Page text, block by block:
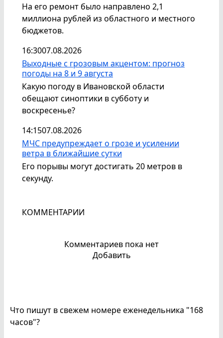
На его ремонт было направлено 2,1
миллиона рублей из областного и местного
бюджетов.
16:3007.08.2026
Выходные с грозовым акцентом: прогноз
погоды на 8 и 9 августа
Какую погоду в Ивановской области
обещают синоптики в субботу и
воскресенье?
14:1507.08.2026
МЧС предупреждает о грозе и усилении
ветра в ближайшие сутки
Его порывы могут достигать 20 метров в
секунду.
КОММЕНТАРИИ
Комментариев пока нет
Добавить
Что пишут в свежем номере еженедельника "168
часов"?